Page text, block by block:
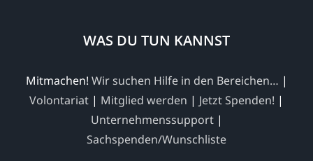
WAS DU TUN KANNST
Mitmachen! Wir suchen Hilfe in den Bereichen… |
Volontariat | Mitglied werden | Jetzt Spenden! |
Unternehmenssupport|
Sachspenden/Wunschliste